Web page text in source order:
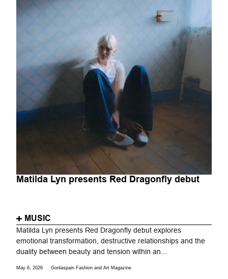
Matilda Lyn presents Red Dragonfly debut
MUSIC
Matilda Lyn presents Red Dragonfly debut explores
emotional transformation, destructive relationships and the
duality between beauty and tension within an...
May 6, 2026 Gorilaspain Fashion and Art Magazine